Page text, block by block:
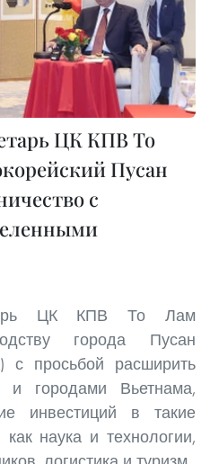
ЦК КПВ То
Пусан
с
ЦК КПВ То Лам
города Пусан
с просьбой расширить
и городами Вьетнама,
инвестиций в такие
наука и технологии,